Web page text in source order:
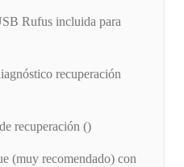
Rufus incluida para
recuperación
recuperación ()
(muy recomendado) con